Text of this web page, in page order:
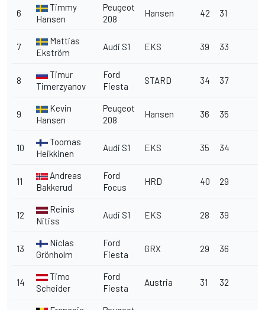
6
Timmy
Hansen
Peugeot
208
Hansen 42 31
7
Mattias
Ekström
Audi S1 EKS 39 33
8
Timur
Timerzyanov
Ford
Fiesta
STARD 34 37
9
Kevin
Hansen
Peugeot
208
Hansen 36 35
10
Toomas
Heikkinen
Audi S1 EKS 35 34
11
Andreas
Bakkerud
Ford
Focus
HRD 40 29
12
Reinis
Nitiss
Audi S1 EKS 28 39
13
Niclas
Grönholm
Ford
Fiesta
GRX 29 36
14
Timo
Scheider
Ford
Fiesta
Austria 31 32